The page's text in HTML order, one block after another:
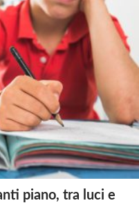
piano, tra luci e